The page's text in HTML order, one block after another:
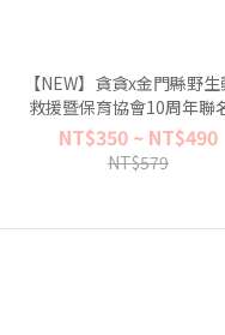
【NEW】貪貪x金門縣野
救援暨保育協會10周年聯
品-公益領巾/野生動物祈福
NT$350 ~ NT$490
NT$579